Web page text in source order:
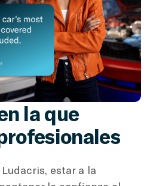
la que
estar a la